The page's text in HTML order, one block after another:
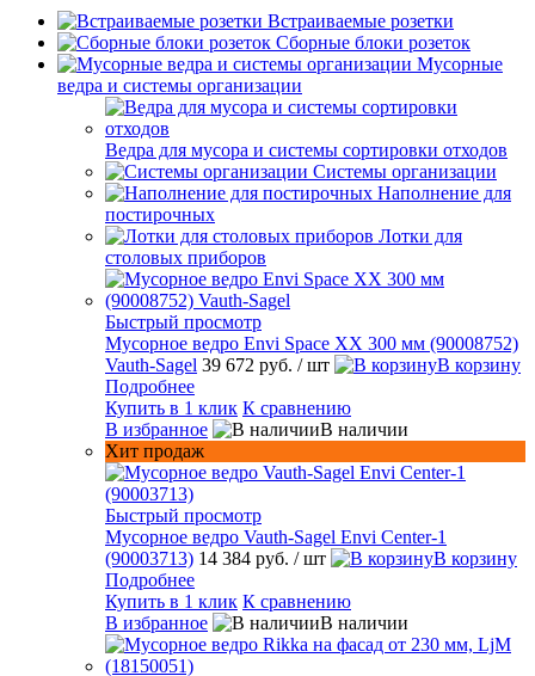
Встраиваемые розетки
Сборные блоки розеток
Мусорные
ведра и системы организации
Ведра для мусора и системы сортировки отходов
Системы организации
Наполнение для
постирочных
Лотки для
столовых приборов
Быстрый просмотр
Мусорное ведро Envi Space XX 300 мм (90008752)
Vauth-Sagel 39 672 руб. / шт
В корзину
Подробнее
Купить в 1 клик К сравнению
В избранное
В наличии
Хит продаж
Быстрый просмотр
Мусорное ведро Vauth-Sagel Envi Center-1
(90003713) 14 384 руб. / шт
В корзину
Подробнее
Купить в 1 клик К сравнению
В избранное
В наличии